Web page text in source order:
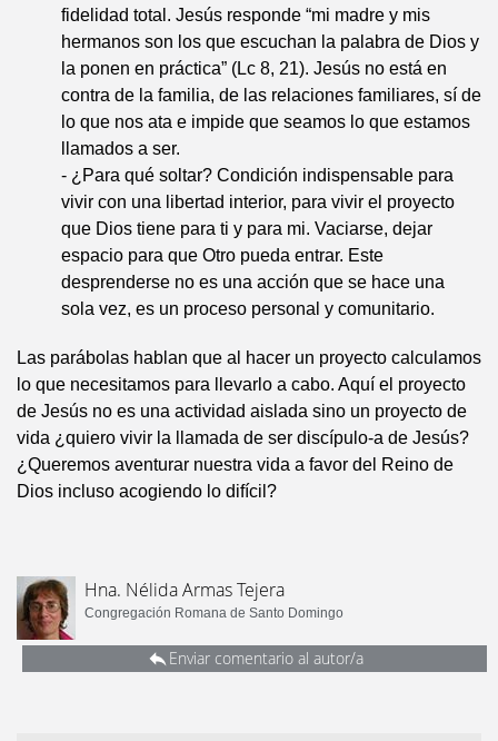
fidelidad total. Jesús responde “mi madre y mis
hermanos son los que escuchan la palabra de Dios y
la ponen en práctica” (Lc 8, 21). Jesús no está en
contra de la familia, de las relaciones familiares, sí de
lo que nos ata e impide que seamos lo que estamos
llamados a ser.
- ¿Para qué soltar? Condición indispensable para
vivir con una libertad interior, para vivir el proyecto
que Dios tiene para ti y para mi. Vaciarse, dejar
espacio para que Otro pueda entrar. Este
desprenderse no es una acción que se hace una
sola vez, es un proceso personal y comunitario.
Las parábolas hablan que al hacer un proyecto calculamos
lo que necesitamos para llevarlo a cabo. Aquí el proyecto
de Jesús no es una actividad aislada sino un proyecto de
vida ¿quiero vivir la llamada de ser discípulo-a de Jesús?
¿Queremos aventurar nuestra vida a favor del Reino de
Dios incluso acogiendo lo difícil?
Hna. Nélida Armas Tejera
Congregación Romana de Santo Domingo
Enviar comentario al autor/a